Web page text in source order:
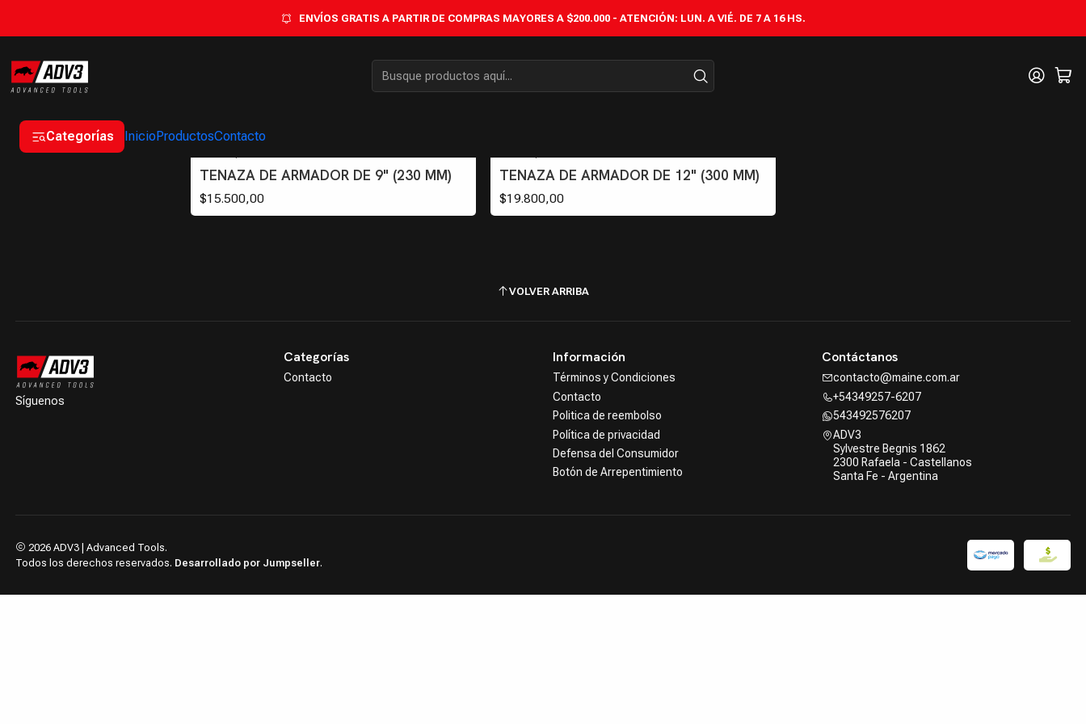
Categorías InicioProductosContacto
ENVÍOS GRATIS A PARTIR DE COMPRAS MAYORES A $200.000 - ATENCIÓN: LUN. A VIÉ. DE 7 A 16 HS.
Inicio MANUALES TENAZAS DE ARMADOR
TENAZAS DE ARMADOR
Agotado
TENAZA DE ARMADOR DE 9" (230 MM)
$15.500,00
TENAZA DE ARMADOR DE 12" (300 MM)
$19.800,00
VOLVER ARRIBA
Síguenos
Categorías
Contacto
Información
Términos y Condiciones
Contacto
Politica de reembolso
Política de privacidad
Defensa del Consumidor
Botón de Arrepentimiento
Contáctanos
contacto@maine.com.ar
+54349257-6207
543492576207
ADV3
Sylvestre Begnis 1862
2300 Rafaela - Castellanos
Santa Fe - Argentina
2026 ADV3 | Advanced Tools.
Todos los derechos reservados. Desarrollado por Jumpseller.